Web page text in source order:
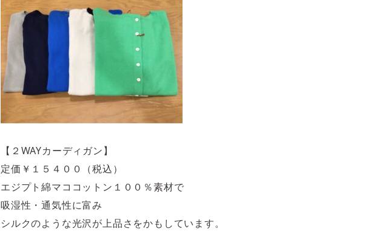
【２WAYカーディガン】
定価￥１５４００（税込）
エジプト綿マココットン１００％素材で
吸湿性・通気性に富み
シルクのような光沢が上品さをかもしています。